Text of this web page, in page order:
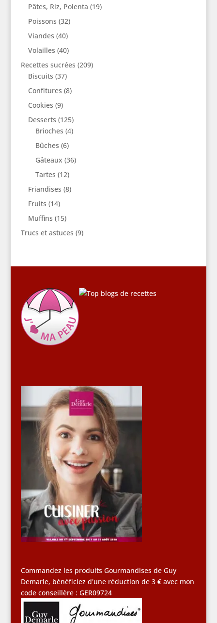
Pâtes, Riz, Polenta (19)
Poissons (32)
Viandes (40)
Volailles (40)
Recettes sucrées (209)
Biscuits (37)
Confitures (8)
Cookies (9)
Desserts (125)
Brioches (4)
Bûches (6)
Gâteaux (36)
Tartes (12)
Friandises (8)
Fruits (14)
Muffins (15)
Trucs et astuces (9)
Commandez les produits Gourmandises de Guy
Demarle, bénéficiez d'une réduction de 3 € avec mon
code conseillère : GER09724